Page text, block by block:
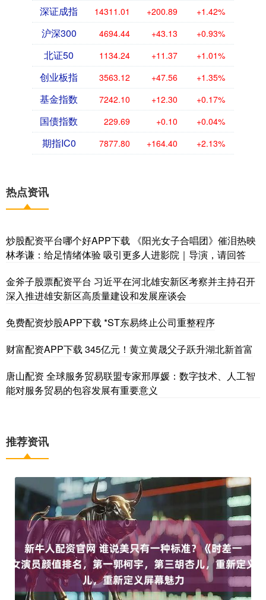
深证成指 14311.01 +200.89 +1.42%
沪深300 4694.44 +43.13 +0.93%
北证50 1134.24 +11.37 +1.01%
创业板指 3563.12 +47.56 +1.35%
基金指数 7242.10 +12.30 +0.17%
国债指数 229.69 +0.10 +0.04%
期指IC0 7877.80 +164.40 +2.13%
热点资讯
炒股配资平台哪个好APP下载 《阳光女子合唱团》催泪热映
林孝谦：给足情绪体验 吸引更多人进影院｜导演，请回答
金斧子股票配资平台 习近平在河北雄安新区考察并主持召开
深入推进雄安新区高质量建设和发展座谈会
免费配资炒股APP下载 *ST东易终止公司重整程序
财富配资APP下载 345亿元！黄立黄晟父子跃升湖北新首富
唐山配资 全球服务贸易联盟专家邢厚媛：数字技术、人工智
能对服务贸易的包容发展有重要意义
推荐资讯